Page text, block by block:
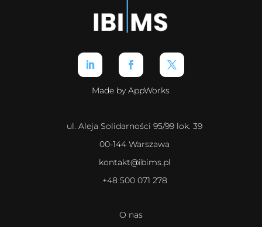
Made by AppWorks
ul. Aleja Solidarności 95/99 lok. 39
00-144 Warszawa
kontakt@ibims.pl
+48 500 071 278
O nas